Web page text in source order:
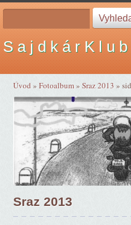
S a j d k á r K l u b
Úvod »Fotoalbum»Sraz 2013 »
Sraz 2013